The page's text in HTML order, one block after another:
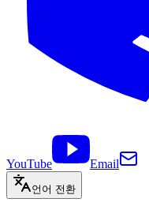
YouTube Email
언어 전환